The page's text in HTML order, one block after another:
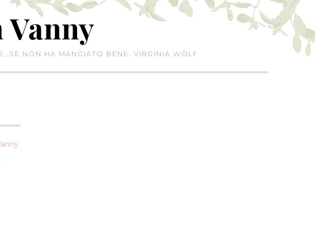
Vanny
SE NON HA MANGIATO BENE. VIRGINIA WOLF